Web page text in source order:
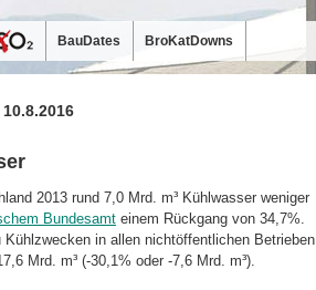
2013 rund 7,0 Mrd. m³ Kühl­was­ser weniger
Bundesamt einem Rückgang von 34,7%.
in allen nichtöffentlichen Betrieben
Mrd. m³ (-30,1% oder -7,6 Mrd. m³).
BauDates BroKatDowns